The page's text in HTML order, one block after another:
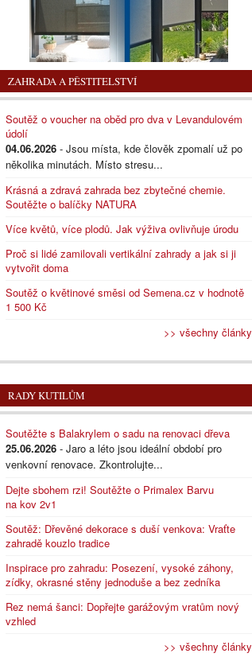
ZAHRADA A PĚSTITELSTVÍ
Soutěž o voucher na oběd pro dva v Levandulovém
údolí
04.06.2026 - Jsou místa, kde člověk zpomalí už po
několika minutách. Místo stresu...
Krásná a zdravá zahrada bez zbytečné chemie.
Soutěžte o balíčky NATURA
Více květů, více plodů. Jak výživa ovlivňuje úrodu
Proč si lidé zamilovali vertikální zahrady a jak si ji
vytvořit doma
Soutěž o květinové směsi od Semena.cz v hodnotě
1 500 Kč
>> všechny články
RADY KUTILŮM
Soutěžte s Balakrylem o sadu na renovaci dřeva
25.06.2026 - Jaro a léto jsou ideální období pro
venkovní renovace. Zkontrolujte...
Dejte sbohem rzi! Soutěžte o Primalex Barvu
na kov 2v1
Soutěž: Dřevěné dekorace s duší venkova: Vraťte
zahradě kouzlo tradice
Inspirace pro zahradu: Posezení, vysoké záhony,
zídky, okrasné stěny jednoduše a bez zedníka
Rez nemá šanci: Dopřejte garážovým vratům nový
vzhled
>> všechny články